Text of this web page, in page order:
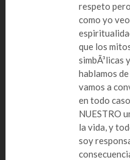
respeto
como yo
que los
simbÃ³licas
hablamos
vamos a
en todo
NUESTRO
la vida, y
soy